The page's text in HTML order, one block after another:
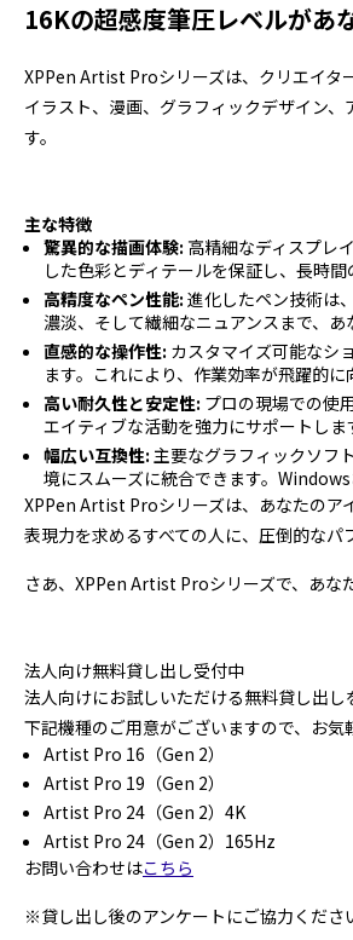
16Kの超感度筆圧レベルがあ
XPPen Artist Proシリーズは、クリエイタ
イラスト、漫画、グラフィックデザイン
す。
主な特徴
驚異的な描画体験: 高精細なディスプレ
した色彩とディテールを保証し、長時
高精度なペン性能: 進化したペン技術は
濃淡、そして繊細なニュアンスまで、あ
直感的な操作性: カスタマイズ可能なシ
ます。これにより、作業効率が飛躍的
高い耐久性と安定性: プロの現場での使
エイティブな活動を強力にサポートしま
幅広い互換性: 主要なグラフィックソフ
境にスムーズに統合できます。
XPPen Artist Proシリーズは、あなたのア
表現力を求めるすべての人に、圧倒的なパ
さあ、XPPen Artist Proシリーズで、あな
法人向け無料貸し出し受付中
法人向けにお試しいただける無料貸し出し
下記機種のご用意がございますので、お気
Artist Pro 16（Gen 2）
Artist Pro 19（Gen 2）
Artist Pro 24（Gen 2）4K
Artist Pro 24（Gen 2）165Hz
お問い合わせはこちら
※貸し出し後のアンケートにご協力くださ